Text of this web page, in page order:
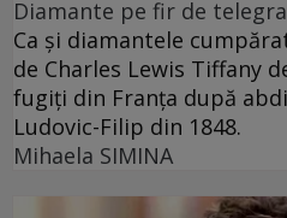
Diamante pe fir de
Ca și diamantele
de Charles Lewis Tiffany
fugiți din Franța după
Ludovic-Filip din 1848.
Mihaela SIMINA